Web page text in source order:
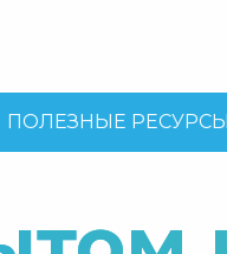
ПОЛЕЗНЫЕ РЕСУРСЫ